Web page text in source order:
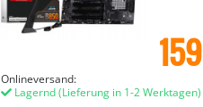
159
Onlineversand:
Lagernd(Lieferung in 1-2 Werktagen)